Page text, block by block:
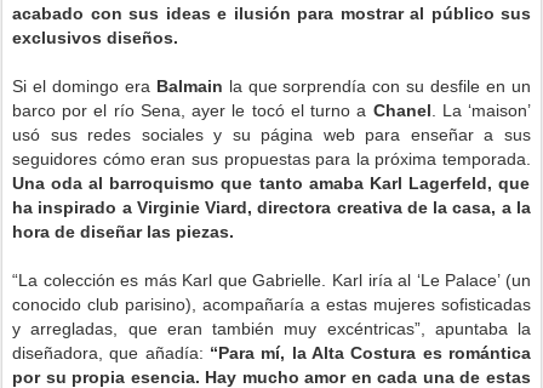
acabado con sus ideas e ilusión para mostrar al público sus
exclusivos diseños.
Si el domingo era Balmain la que sorprendía con su desfile en un
barco por el río Sena, ayer le tocó el turno a Chanel . La ‘maison’
usó sus redes sociales y su página web para enseñar a sus
seguidores cómo eran sus propuestas para la próxima temporada.
Una oda al barroquismo que tanto amaba Karl Lagerfeld, que
ha inspirado a Virginie Viard, directora creativa de la casa, a la
hora de diseñar las piezas.
“La colección es más Karl que Gabrielle. Karl iría al ‘Le Palace’ (un
conocido club parisino), acompañaría a estas mujeres sofisticadas
y arregladas, que eran también muy excéntricas”, apuntaba la
diseñadora, que añadía: “Para mí, la Alta Costura es romántica
por su propia esencia. Hay mucho amor en cada una de estas